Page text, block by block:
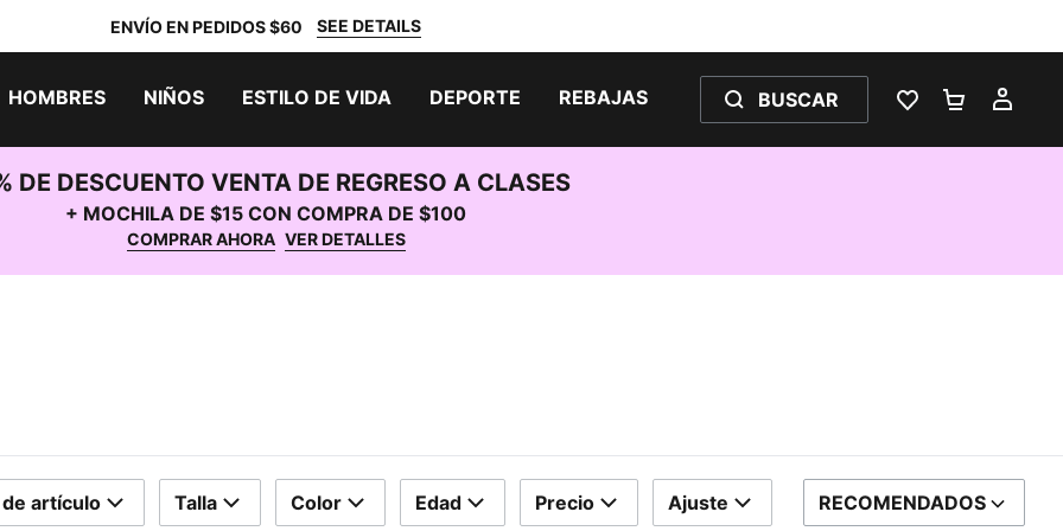
ENVÍO EN PEDIDOS $60 SEE DETAILS
HOMBRES NIÑOS ESTILO DE VIDA DEPORTE REBAJAS BUSCAR
LISTA DE
DE DESCUENTO VENTA DE REGRESO A CLASES
+ MOCHILA DE $15 CON COMPRA DE $100
COMPRAR AHORA VER DETALLES
artículo Talla Color Edad Precio Ajuste ORDENAR POR
RECOMENDADOS